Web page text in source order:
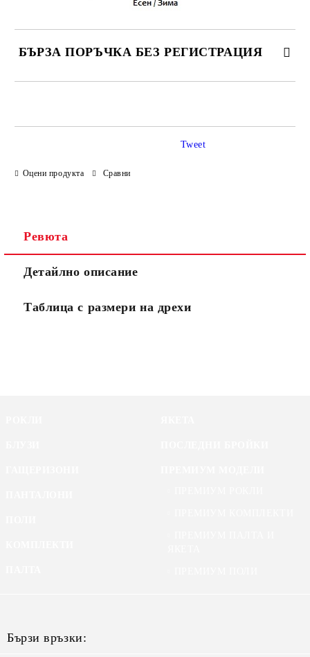
БЪРЗА ПОРЪЧКА БЕЗ РЕГИСТРАЦИЯ
Оцени продукта Сравни
Tweet
Ревюта
Детайлно описание
Таблица с размери на дрехи
Бързи връзки: